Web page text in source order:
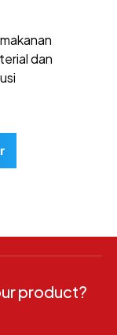
dan
product?